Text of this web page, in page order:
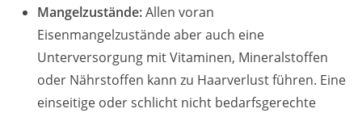
Mangelzustände:Allen voran
Eisenmangelzustände aber auch eine
Unterversorgung mit Vitaminen, Mineralstoffen
oder Nährstoffen kann zu Haarverlust führen. Eine
einseitige oder schlicht nicht bedarfsgerechte